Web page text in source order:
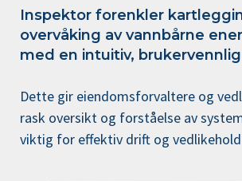
Inspektor forenkler
overvåking av vannbårne
med en intuitiv,
Dette gir eiendomsforvaltere og
rask oversikt og forståelse av
viktig for effektiv drift og vedlikehold